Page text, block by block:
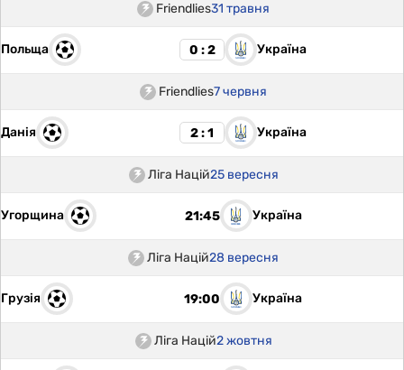
Friendlies31 травня
Польща 0 : 2 Україна
Friendlies7 червня
Данія 2 : 1 Україна
Ліга Націй25 вересня
Угорщина 21:45 Україна
Ліга Націй28 вересня
Грузія 19:00 Україна
Ліга Націй2 жовтня